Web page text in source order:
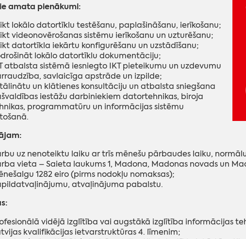
amata pienākumi:
lokālo datortīklu testēšanu, paplašināšanu, ierīkošanu;
videonovērošanas sistēmu ierīkošanu un uzturēšanu;
datortīkla iekārtu konfigurēšanu un uzstādīšanu;
lokālo datortīklu dokumentāciju;
atbalsta sistēmā iesniegto IKT pieteikumu un uzdevumu
savlaicīga apstrāde un izpilde;
un klātienes konsultāciju un atbalsta sniegšana
iestāžu darbiniekiem datortehnikas, biroja
programmatūru un informācijas sistēmu
uz nenoteiktu laiku ar trīs mēnešu pārbaudes laiku,
vieta – Saieta laukums 1, Madona, Madonas novads un
1282 eiro (pirms nodokļu nomaksas);
atvaļinājuma pabalstu.
vidējā izglītība vai augstākā izglītība informācijas
kvalifikācijas ietvarstruktūras 4. līmenim;